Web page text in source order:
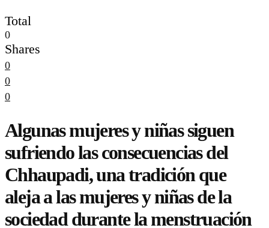
Total
0
Shares
0
0
0
Algunas mujeres y niñas siguen
sufriendo las consecuencias del
Chhaupadi, una tradición que
aleja a las mujeres y niñas de la
sociedad durante la menstruación